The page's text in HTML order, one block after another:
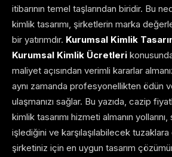
itibarının temel taşlarından biridir. Bu
kimlik tasarımı, şirketlerin marka
bir yatırımdır. Kurumsal Kimlik
Kurumsal Kimlik Ücretleri
maliyet açısından verimli kararlar
aynı zamanda profesyonellikten ödün
ulaşmanızı sağlar. Bu yazıda, cazip
kimlik tasarımı hizmeti almanın
işlediğini ve karşılaşılabilecek
şirketiniz için en uygun tasarım